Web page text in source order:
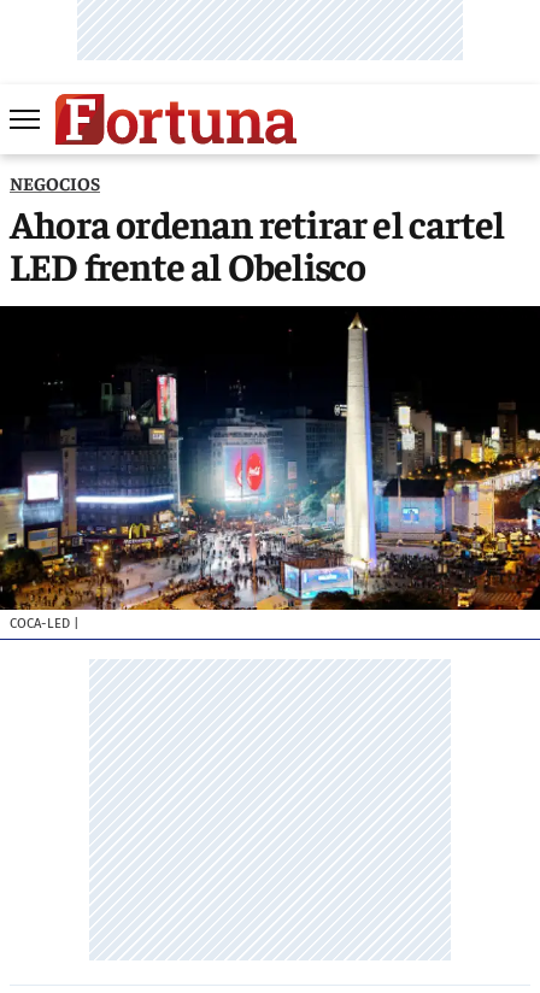
NEGOCIOS
Ahora ordenan retirar el cartel
LED frente al Obelisco
COCA-LED